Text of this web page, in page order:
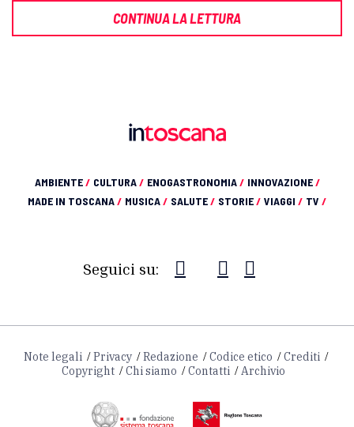
CONTINUA LA LETTURA
AMBIENTE/ CULTURA/ ENOGASTRONOMIA/ INNOVAZIONE/
MADE IN TOSCANA/ MUSICA/ SALUTE/ STORIE/ VIAGGI / TV /
Seguici su:
Note legali Privacy Redazione Codice etico
Crediti
Copyright
Chi siamo Contatti Archivio